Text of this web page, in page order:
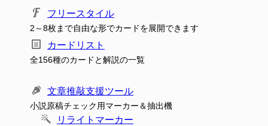
フリースタイル
2～8枚まで自由な形でカードを展開できます
カードリスト
全156種のカードと解説の一覧
文章推敲支援ツール
小説原稿チェック用マーカー＆抽出機
リライトマーカー